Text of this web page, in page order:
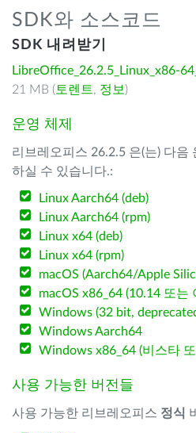
SDK와 소스코드
SDK 내려받기
LibreOffice_26.2.5_Linux_x86-
21 MB ( 토렌트, 정보 )
운영 체제
리브레오피스 26.2.5 은(는) 다
하실 수 있습니다.:
Linux Aarch64 (deb)
Linux Aarch64 (rpm)
Linux x64 (deb)
Linux x64 (rpm)
macOS (Aarch64/Apple
macOS x86_64 (10.14 또는
Windows (32 bit,
Windows Aarch64
Windows x86_64 (비스타
사용 가능한 버전들
사용 가능한 리브레오피스 정식